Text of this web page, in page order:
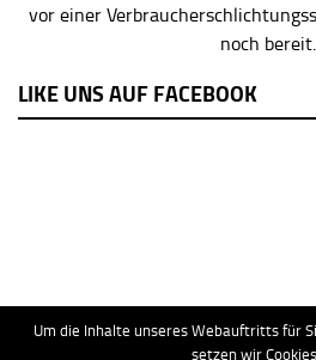
vor einer
noch bereit.
LIKE UNS AUF FACEBOOK
AGB Blog Datenschutz
Um die Inhalte unseres Webauftritts für
setzen wir